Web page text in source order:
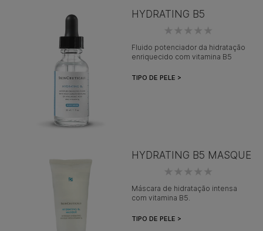
HYDRATING B5
Fluido potenciador da hidratação
enriquecido com vitamina B5
TIPO DE PELE >
HYDRATING B5 MASQUE
Máscara de hidratação intensa
com vitamina B5.
TIPO DE PELE >